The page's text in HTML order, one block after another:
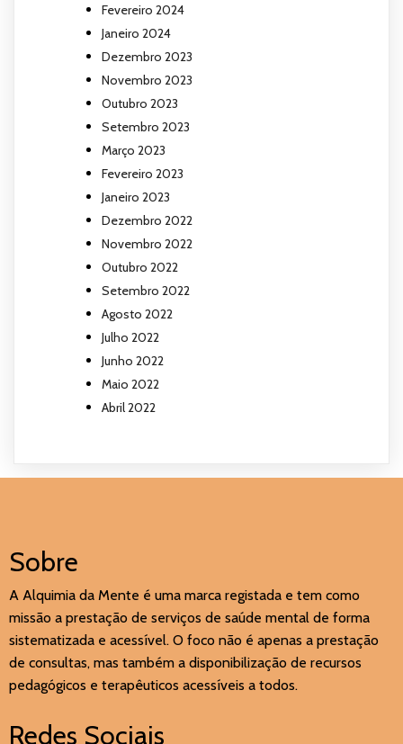
Fevereiro 2024
Janeiro 2024
Dezembro 2023
Novembro 2023
Outubro 2023
Setembro 2023
Março 2023
Fevereiro 2023
Janeiro 2023
Dezembro 2022
Novembro 2022
Outubro 2022
Setembro 2022
Agosto 2022
Julho 2022
Junho 2022
Maio 2022
Abril 2022
Sobre
A Alquimia da Mente é uma marca registada e tem como
missão a prestação de serviços de saúde mental de forma
sistematizada e acessível. O foco não é apenas a prestação
de consultas, mas também a disponibilização de recursos
pedagógicos e terapêuticos acessíveis a todos.
Redes Sociais